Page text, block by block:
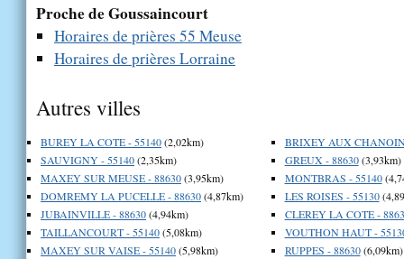
Proche de Goussaincourt
Horaires de prières 55 Meuse
Horaires de prières Lorraine
Autres villes
BUREY LA COTE - 55140(2,02km)
SAUVIGNY - 55140(2,35km)
MAXEY SUR MEUSE - 88630(3,95km)
DOMREMY LA PUCELLE - 88630(4,87km)
JUBAINVILLE - 88630(4,94km)
TAILLANCOURT - 55140(5,08km)
MAXEY SUR VAISE - 55140(5,98km)
BRIXEY AUX
GREUX - 88630(3,93km)
MONTBRAS - 55140
LES ROISES - 55130
CLEREY LA COTE -
VOUTHON HAUT -
RUPPES - 88630(6,09km)